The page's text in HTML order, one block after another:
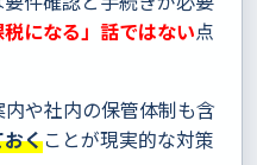
税になる」話ではない点
や社内の保管体制も含
くことが現実的な対策